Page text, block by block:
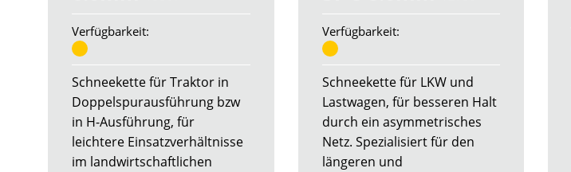
Verfügbarkeit:
Schneekette für Traktor in
Doppelspurausführung bzw
in H-Ausführung, für
leichtere Einsatzverhältnisse
im landwirtschaftlichen
Verfügbarkeit:
Schneekette für LKW und
Lastwagen, für besseren Halt
durch ein asymmetrisches
Netz. Spezialisiert für den
längeren und